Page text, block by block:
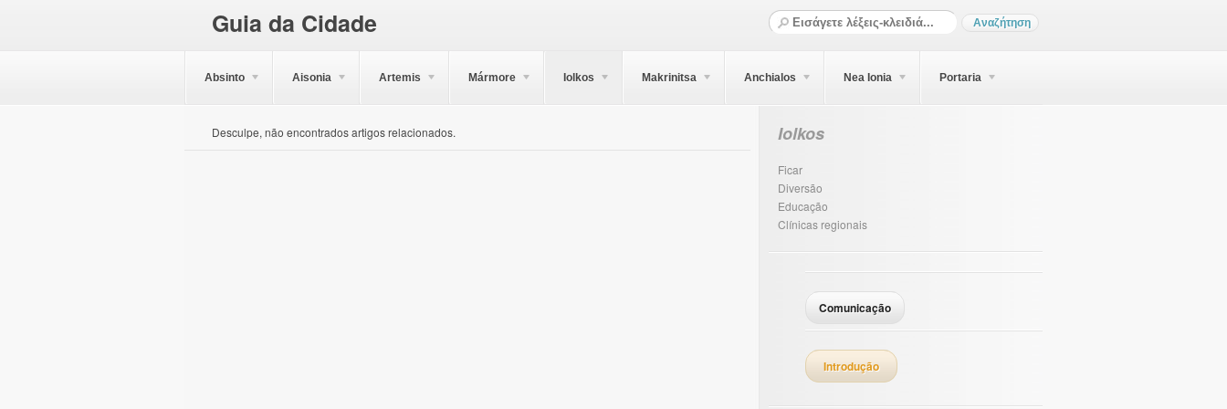
Guia da Cidade
Absinto Aisonia Artemis Mármore Iolkos Makrinitsa Anchialos Nea Ionia Portaria
Desculpe, não encontrados artigos relacionados. Iolkos
Ficar
Diversão
Educação
Clínicas regionais
Comunicação
Introdução